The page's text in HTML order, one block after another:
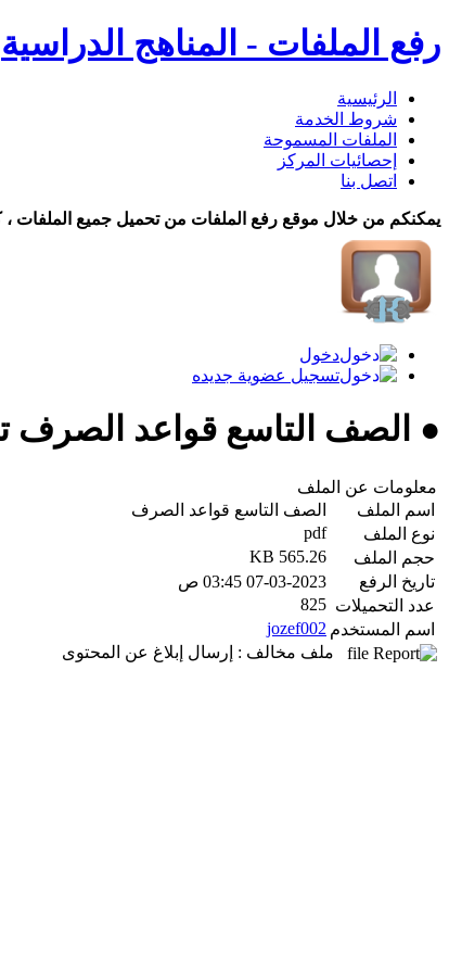
رفع الملفات - المناهج الدراسية
الرئيسية
شروط الخدمة
الملفات المسموحة
إحصائيات المركز
اتصل بنا
يمكنكم من خلال موقع رفع الملفات من تحميل جميع الملفات
دخول
تسجيل عضوية جديده
● الصف التاسع قواعد الصرف
معلومات عن الملف
اسم الملف
الصف التاسع قواعد الصرف
نوع الملف
pdf
حجم الملف
565.26 KB
تاريخ الرفع
07-03-2023 03:45 ص
عدد التحميلات 825
اسم المستخدم jozef002
ملف مخالف : إرسال إبلاغ عن المحتوى